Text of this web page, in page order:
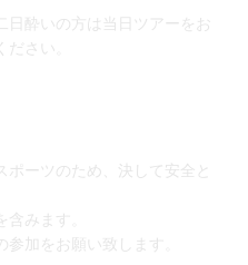
日酔いの方は当日ツアーをお
ださい。
ポーツのため、決して安全と
みます。
参加をお願い致します。